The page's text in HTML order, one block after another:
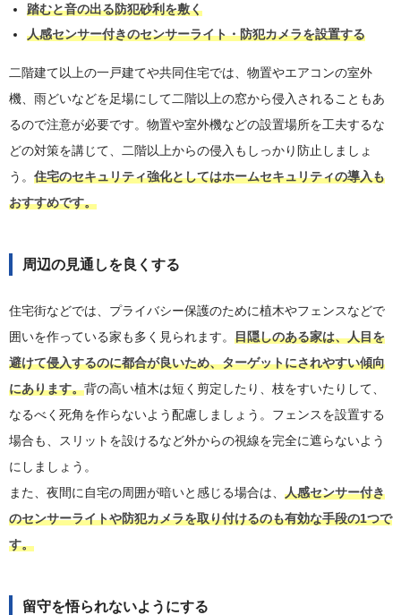
踏むと音の出る防犯砂利を敷く
人感センサー付きのセンサーライト・防犯カメラを設置する
二階建て以上の一戸建てや共同住宅では、物置やエアコンの室外
機、雨どいなどを足場にして二階以上の窓から侵入されることもあ
るので注意が必要です。物置や室外機などの設置場所を工夫するな
どの対策を講じて、二階以上からの侵入もしっかり防止しましょ
う。 住宅のセキュリティ強化としてはホームセキュリティの導入も
おすすめです。
周辺の見通しを良くする
住宅街などでは、プライバシー保護のために植木やフェンスなどで
囲いを作っている家も多く見られます。 目隠しのある家は、人目を
避けて侵入するのに都合が良いため、ターゲットにされやすい傾向
にあります。背の高い植木は短く剪定したり、枝をすいたりして、
なるべく死角を作らないよう配慮しましょう。フェンスを設置する
場合も、スリットを設けるなど外からの視線を完全に遮らないよう
にしましょう。
また、夜間に自宅の周囲が暗いと感じる場合は、 人感センサー付き
のセンサーライトや防犯カメラを取り付けるのも有効な手段の1つで
す。
留守を悟られないようにする